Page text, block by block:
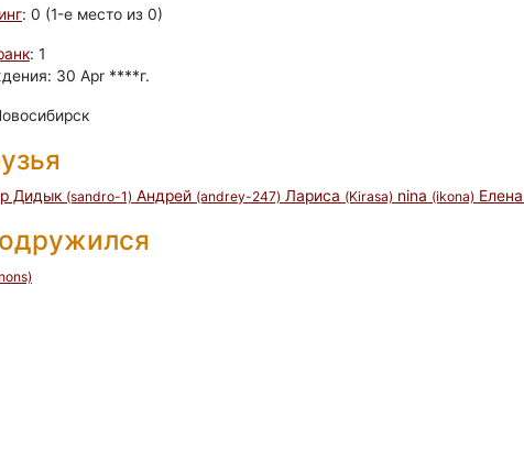
: 0 (1-e место из 0)
: 1
30 Apr ****г.
Дидык (sandro-1) Андрей (andrey-247) Лариса (Kirasa) nina (ikona) Елена